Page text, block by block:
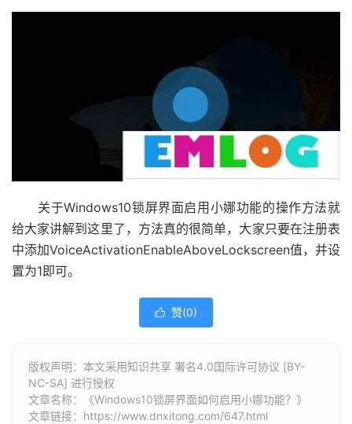
关于Windows10锁屏界面启用小娜功能的操作方法就
给大家讲解到这里了，方法真的很简单，大家只要在注册表
中添加VoiceActivationEnableAboveLockscreen值，并设
置为1即可。
 赞(0)
版权声明：本文采用知识共享 署名4.0国际许可协议 [BY-
NC-SA] 进行授权
文章名称：《Windows10锁屏界面如何启用小娜功能？》
文章链接： https://www.dnxitong.com/647.html